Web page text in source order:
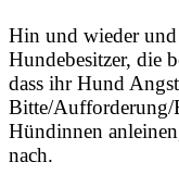
Hin und wieder
Hundebesitzer, die
dass ihr Hund
Bitte/Aufforderung/
Hündinnen
nach.